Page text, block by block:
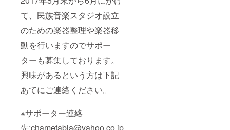
て、民族音楽スタジオ設立
のための楽器整理や楽器移
動を行いますのでサポー
ターも募集しております。
興味があるという方は下記
あてにご連絡ください。
※サポーター連絡